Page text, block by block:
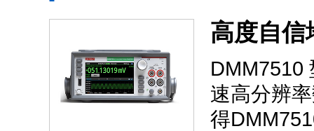
高度自信
DMM7510
速高分辨
得